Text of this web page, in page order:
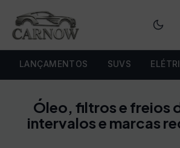
LANÇAMENTOS SUVS
Óleo, filtros e freios
intervalos e marcas